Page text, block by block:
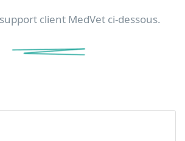
client MedVet ci-dessous.